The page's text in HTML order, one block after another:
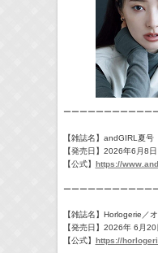
ーーーーーーーーーーー
【雑誌名】andGIRL夏号
【発売日】2026年6月8日
【公式】 https://
ーーーーーーーーーーー
【雑誌名】Horlogerie／
【発売日】2026年 6⽉20
【公式】 https://